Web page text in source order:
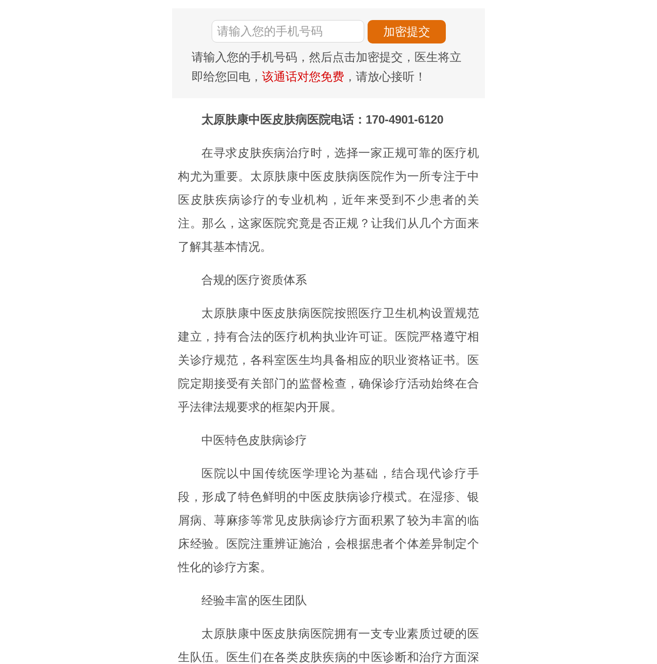
请输入您的手机号码，然后点击加密提交，医生将立
即给您回电， 该通话对您免费 ，请放心接听！
太原肤康中医皮肤病医院电话：170-4901-6120
在寻求皮肤疾病治疗时，选择一家正规可靠的医疗机
构尤为重要。太原肤康中医皮肤病医院作为一所专注于中
医皮肤疾病诊疗的专业机构，近年来受到不少患者的关
注。那么，这家医院究竟是否正规？让我们从几个方面来
了解其基本情况。
合规的医疗资质体系
太原肤康中医皮肤病医院按照医疗卫生机构设置规范
建立，持有合法的医疗机构执业许可证。医院严格遵守相
关诊疗规范，各科室医生均具备相应的职业资格证书。医
院定期接受有关部门的监督检查，确保诊疗活动始终在合
乎法律法规要求的框架内开展。
中医特色皮肤病诊疗
医院以中国传统医学理论为基础，结合现代诊疗手
段，形成了特色鲜明的中医皮肤病诊疗模式。在湿疹、银
屑病、荨麻疹等常见皮肤病诊疗方面积累了较为丰富的临
床经验。医院注重辨证施治，会根据患者个体差异制定个
性化的诊疗方案。
经验丰富的医生团队
太原肤康中医皮肤病医院拥有一支专业素质过硬的医
生队伍。医生们在各类皮肤疾病的中医诊断和治疗方面深